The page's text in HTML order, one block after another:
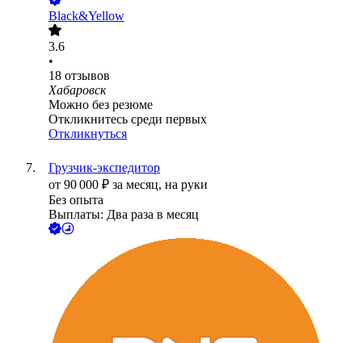
Black&Yellow
3.6
•
18 отзывов
Хабаровск
Можно без резюме
Откликнитесь среди первых
Откликнуться
Грузчик-экспедитор
от 90 000 ₽ за месяц, на руки
Без опыта
Выплаты: Два раза в месяц